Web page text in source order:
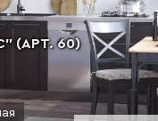
(АРТ. 60)